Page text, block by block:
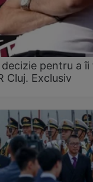
pentru a îi
Cluj. Exclusiv